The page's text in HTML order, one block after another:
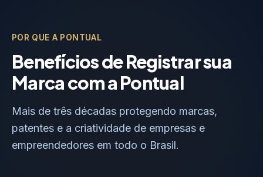
POR QUE A PONTUAL
Benefícios de Registrar sua
Marca com a Pontual
Mais de três décadas protegendo marcas,
patentes e a criatividade de empresas e
empreendedores em todo o Brasil.